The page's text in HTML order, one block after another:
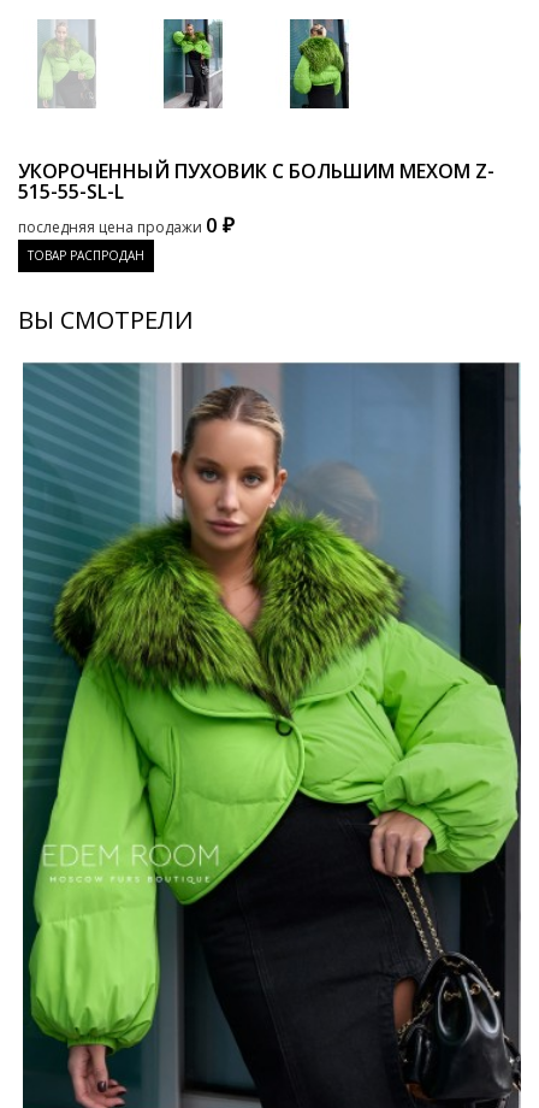
УКОРОЧЕННЫЙ ПУХОВИК С БОЛЬШИМ МЕХОМ Z-
515-55-SL-L
последняя цена продажи 0 ₽
ТОВАР РАСПРОДАН
ВЫ СМОТРЕЛИ